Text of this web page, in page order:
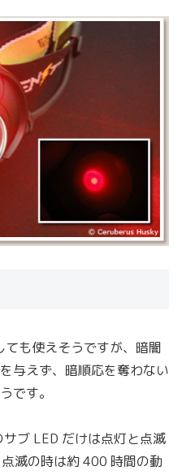
も使えそうですが、暗闇
与えず、暗順応を奪わない
です。
ブ LED だけは点灯と点滅
滅の時は約 400 時間の動